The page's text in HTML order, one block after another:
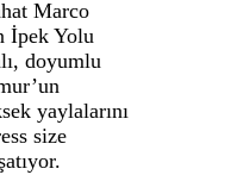
Marco
İpek Yolu
doyumlu
yaylalarını
size